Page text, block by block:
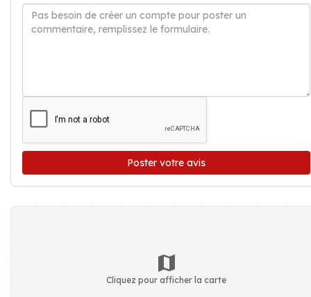
Poster votre avis
Cliquez pour afficher la carte